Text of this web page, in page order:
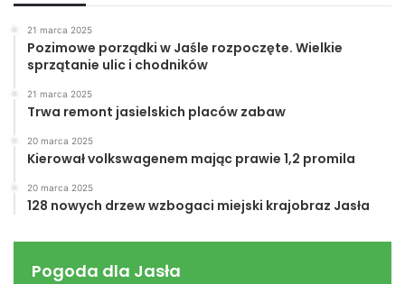
21 marca 2025
Pozimowe porządki w Jaśle rozpoczęte. Wielkie
sprzątanie ulic i chodników
21 marca 2025
Trwa remont jasielskich placów zabaw
20 marca 2025
Kierował volkswagenem mając prawie 1,2 promila
20 marca 2025
128 nowych drzew wzbogaci miejski krajobraz Jasła
Pogoda dla Jasła